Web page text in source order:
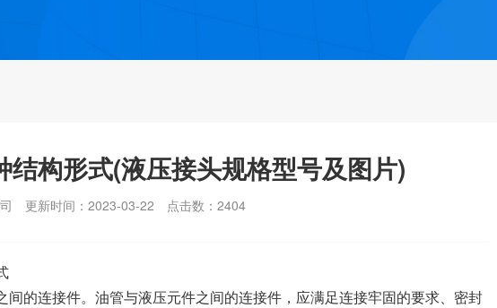
结构形式(液压接头规格型号及图片)
更新时间：2023-03-22 点击数： 2404
间的连接件。油管与液压元件之间的连接件，应满足连接牢固的要求、密封